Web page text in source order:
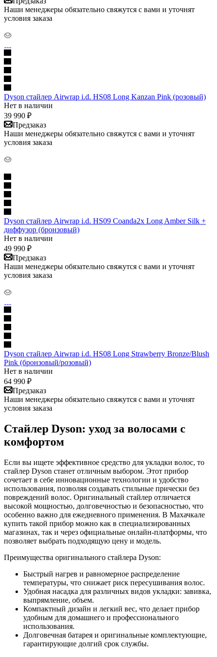
Наши менеджеры обязательно свяжутся с вами и уточнят
условия заказа
Dyson стайлер Airwrap i.d. HS08 Long Kanzan Pink (розовый)
Нет в наличии
39 990 ₽
Предзаказ
Наши менеджеры обязательно свяжутся с вами и уточнят
условия заказа
Dyson стайлер Airwrap i.d. HS09 Coanda2x Long Amber Silk +
диффузор (бронзовый)
Нет в наличии
49 990 ₽
Предзаказ
Наши менеджеры обязательно свяжутся с вами и уточнят
условия заказа
Dyson стайлер Airwrap i.d. HS08 Long Strawberry Bronze/Blush
Pink (бронзовый/розовый)
Нет в наличии
64 990 ₽
Предзаказ
Наши менеджеры обязательно свяжутся с вами и уточнят
условия заказа
Стайлер Dyson: уход за волосами с
комфортом
Если вы ищете эффективное средство для укладки волос, то
стайлер Dyson станет отличным выбором. Этот прибор
сочетает в себе инновационные технологии и удобство
использования, позволяя создавать стильные прически без
повреждений волос. Оригинальный стайлер отличается
высокой мощностью, долговечностью и безопасностью, что
особенно важно для ежедневного применения. В Махачкале
купить такой прибор можно как в специализированных
магазинах, так и через официальные онлайн-платформы, что
позволяет выбрать подходящую цену и модель.
Преимущества оригинального стайлера Dyson:
Быстрый нагрев и равномерное распределение
температуры, что снижает риск пересушивания волос.
Удобная насадка для различных видов укладки: завивка,
выпрямление, объем.
Компактный дизайн и легкий вес, что делает прибор
удобным для домашнего и профессионального
использования.
Долговечная батарея и оригинальные комплектующие,
гарантирующие долгий срок службы.